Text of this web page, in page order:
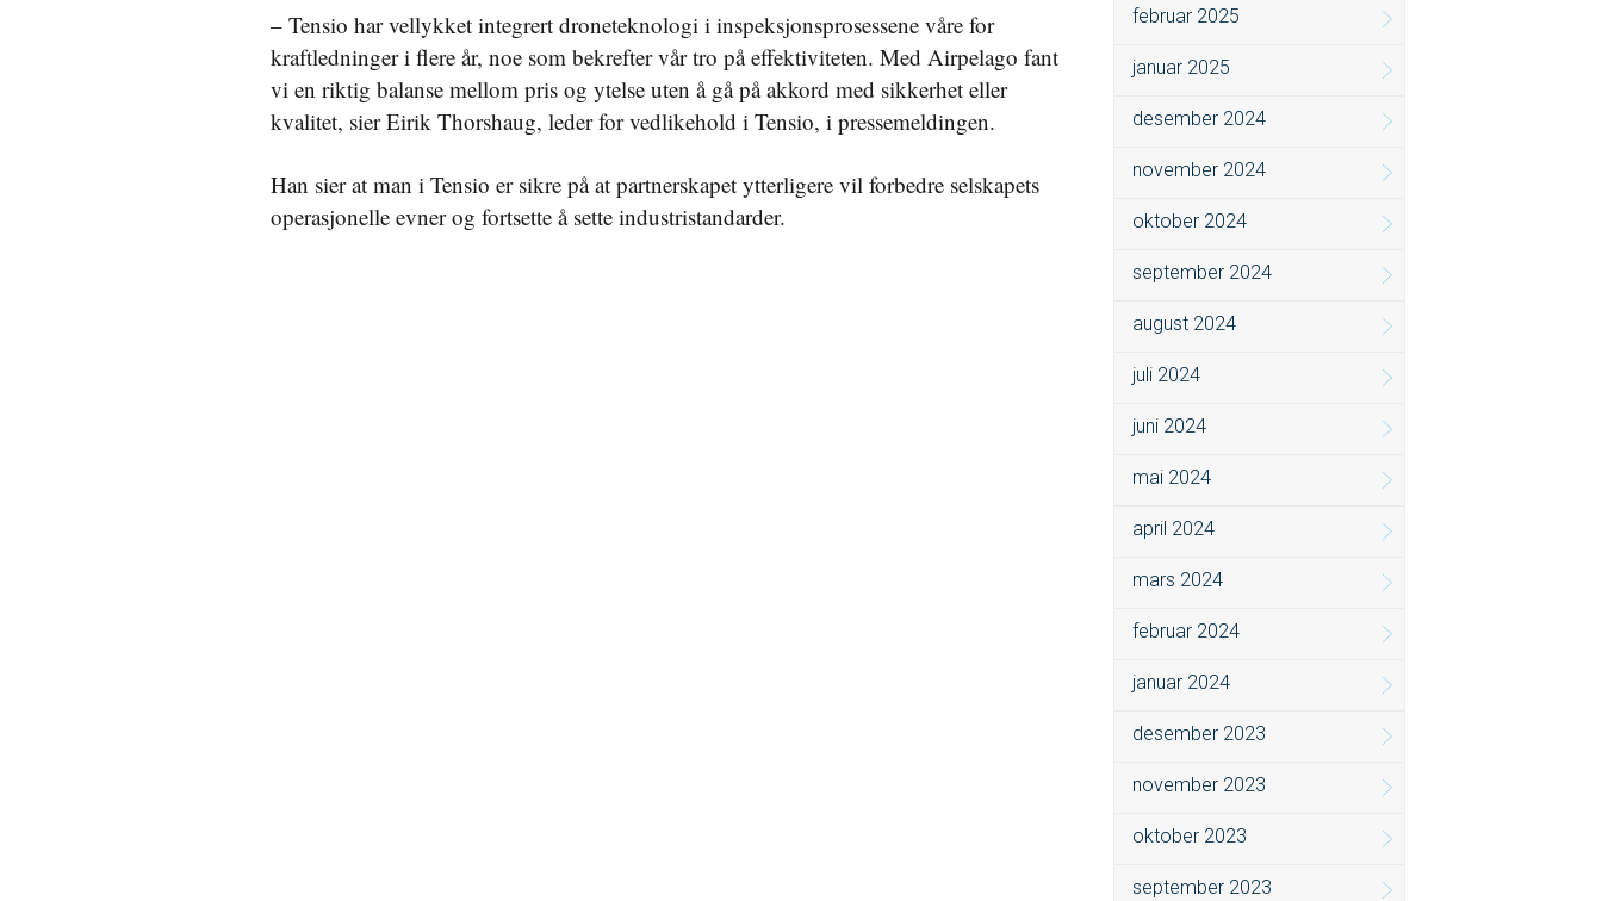
– Tensio har vellykket integrert droneteknologi i inspeksjonsprosessene våre for
kraftledninger i flere år, noe som bekrefter vår tro på effektiviteten. Med Airpelago fant
vi en riktig balanse mellom pris og ytelse uten å gå på akkord med sikkerhet eller
kvalitet, sier Eirik Thorshaug, leder for vedlikehold i Tensio, i pressemeldingen.
Han sier at man i Tensio er sikre på at partnerskapet ytterligere vil forbedre selskapets
operasjonelle evner og fortsette å sette industristandarder.
februar 2025
januar 2025
desember 2024
november 2024
oktober 2024
september 2024
august 2024
juli 2024
juni 2024
mai 2024
april 2024
mars 2024
februar 2024
januar 2024
desember 2023
november 2023
oktober 2023
september 2023